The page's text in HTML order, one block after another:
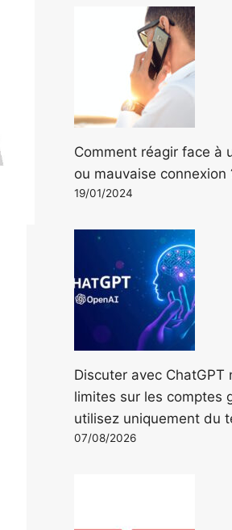
Comment réagir face à
ou mauvaise connexion
19/01/2024
Discuter avec ChatGPT
limites sur les comptes
utilisez uniquement du
07/08/2026